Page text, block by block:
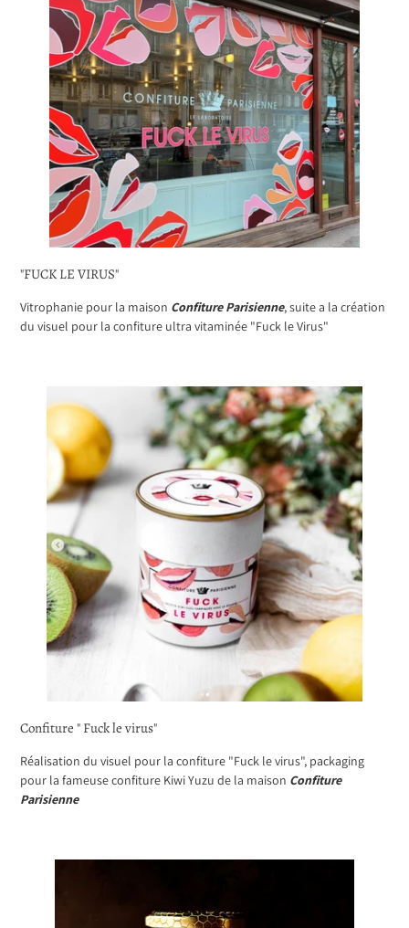
"FUCK LE VIRUS"
Vitrophanie pour la maison Confiture Parisienne, suite a la création
du visuel pour la confiture ultra vitaminée "Fuck le Virus"
Confiture " Fuck le virus"
Réalisation du visuel pour la confiture "Fuck le virus", packaging
pour la fameuse confiture Kiwi Yuzu de la maison Confiture
Parisienne